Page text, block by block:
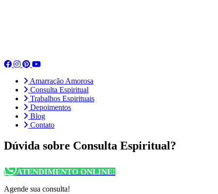
Amarração Amorosa
Consulta Espiritual
Trabalhos Espirituais
Depoimentos
Blog
Contato
Dúvida sobre Consulta Espiritual?
ATENDIMENTO ONLINE!
Agende sua consulta!